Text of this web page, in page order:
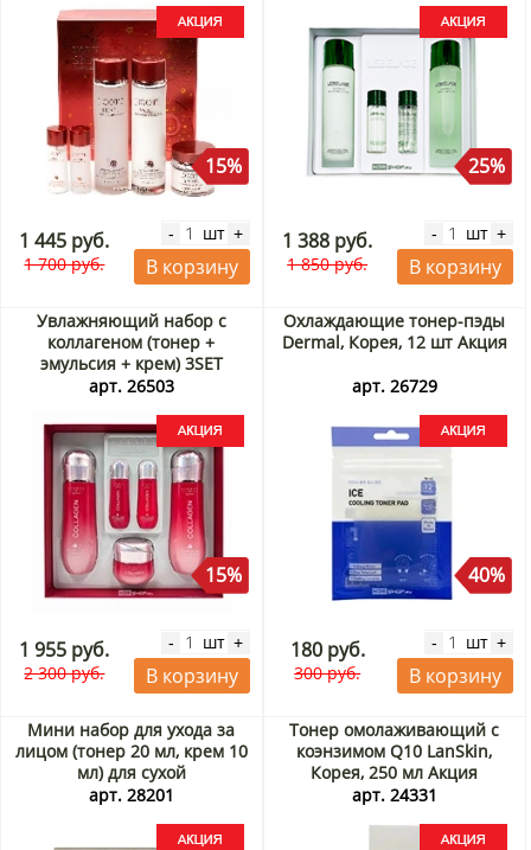
15%
1 445 руб.
1 700 руб.
- шт +
В корзину
Lebelage, Корея Акция
25%
1 388 руб.
1 850 руб.
- шт +
В корзину
Увлажняющий набор с
коллагеном (тонер +
эмульсия + крем) 3SET
Signature Collagen Essential
арт. 26503
15%
1 955 руб.
2 300 руб.
- шт +
В корзину
Охлаждающие тонер-пэды
Dermal, Корея, 12 шт Акция
арт. 26729
40%
180 руб.
300 руб.
- шт +
В корзину
Мини набор для ухода за
лицом (тонер 20 мл, крем 10
мл) для сухой
чувствительной кожи Dual
Корея Акция
арт. 28201
Тонер омолаживающий с
коэнзимом Q10 LanSkin,
Корея, 250 мл Акция
арт. 24331